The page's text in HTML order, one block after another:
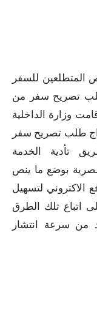
المتطلعين للسفر
طلب تصريح سفر من
وزارة الداخلية
طلب تصريح سفر
تأدية الخدمة
بوضع ما ينص
الاكتروني لتسهيل
اتباع تلك الطرق
من سرعة انتشار